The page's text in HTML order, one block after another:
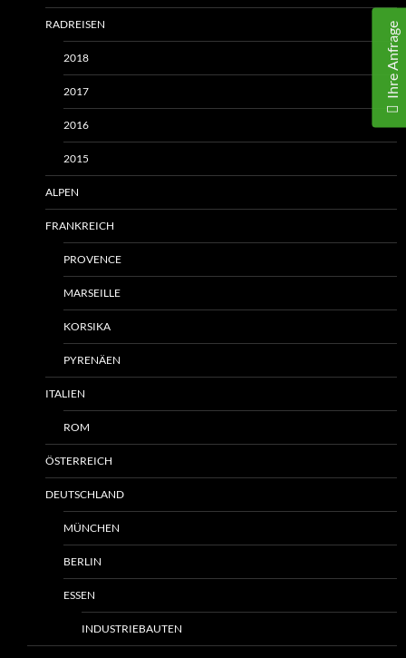
RADREISEN
2018
2017
2016
2015
ALPEN
FRANKREICH
PROVENCE
MARSEILLE
KORSIKA
PYRENÄEN
ITALIEN
ROM
ÖSTERREICH
DEUTSCHLAND
MÜNCHEN
BERLIN
ESSEN
INDUSTRIEBAUTEN
Ihre Anfrage